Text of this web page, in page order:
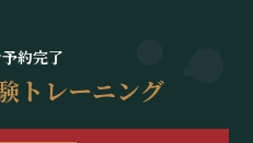
約完了
トレーニング